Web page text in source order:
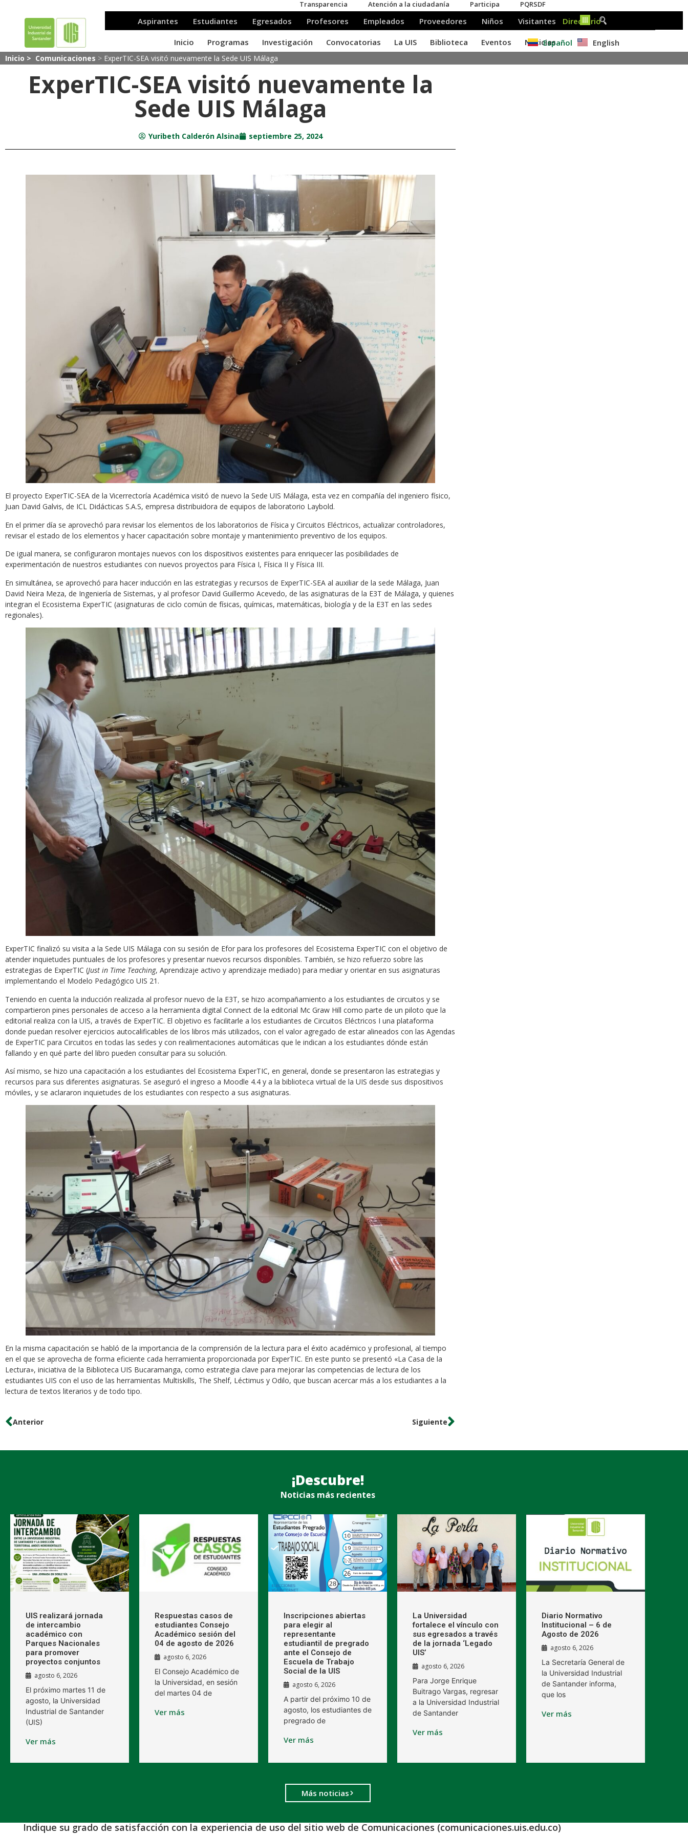
Español English
Inicio > Comunicaciones > ExperTIC-SEA visitó nuevamente la Sede UIS Málaga
ExperTIC-SEA visitó nuevamente la
Sede UIS Málaga
Yuribeth Calderón Alsina septiembre 25, 2024
El proyecto ExperTIC-SEA de la Vicerrectoría Académica visitó de nuevo la Sede UIS Málaga, esta vez en compañía del ingeniero físico,
Juan David Galvis, de ICL Didácticas S.A.S, empresa distribuidora de equipos de laboratorio Laybold.
En el primer día se aprovechó para revisar los elementos de los laboratorios de Física y Circuitos Eléctricos, actualizar controladores,
revisar el estado de los elementos y hacer capacitación sobre montaje y mantenimiento preventivo de los equipos.
De igual manera, se configuraron montajes nuevos con los dispositivos existentes para enriquecer las posibilidades de
experimentación de nuestros estudiantes con nuevos proyectos para Física I, Física II y Física III.
En simultánea, se aprovechó para hacer inducción en las estrategias y recursos de ExperTIC-SEA al auxiliar de la sede Málaga, Juan
David Neira Meza, de Ingeniería de Sistemas, y al profesor David Guillermo Acevedo, de las asignaturas de la E3T de Málaga, y quienes
integran el Ecosistema ExperTIC (asignaturas de ciclo común de físicas, químicas, matemáticas, biología y de la E3T en las sedes
regionales).
ExperTIC finalizó su visita a la Sede UIS Málaga con su sesión de Efor para los profesores del Ecosistema ExperTIC con el objetivo de
atender inquietudes puntuales de los profesores y presentar nuevos recursos disponibles. También, se hizo refuerzo sobre las
estrategias de ExperTIC (Just in Time Teaching, Aprendizaje activo y aprendizaje mediado) para mediar y orientar en sus asignaturas
implementando el Modelo Pedagógico UIS 21.
Teniendo en cuenta la inducción realizada al profesor nuevo de la E3T, se hizo acompañamiento a los estudiantes de circuitos y se
compartieron pines personales de acceso a la herramienta digital Connect de la editorial Mc Graw Hill como parte de un piloto que la
editorial realiza con la UIS, a través de ExperTIC. El objetivo es facilitarle a los estudiantes de Circuitos Eléctricos I una plataforma
donde puedan resolver ejercicios autocalificables de los libros más utilizados, con el valor agregado de estar alineados con las Agendas
de ExperTIC para Circuitos en todas las sedes y con realimentaciones automáticas que le indican a los estudiantes dónde están
fallando y en qué parte del libro pueden consultar para su solución.
Así mismo, se hizo una capacitación a los estudiantes del Ecosistema ExperTIC, en general, donde se presentaron las estrategias y
recursos para sus diferentes asignaturas. Se aseguró el ingreso a Moodle 4.4 y a la biblioteca virtual de la UIS desde sus dispositivos
móviles, y se aclararon inquietudes de los estudiantes con respecto a sus asignaturas.
En la misma capacitación se habló de la importancia de la comprensión de la lectura para el éxito académico y profesional, al tiempo
en el que se aprovecha de forma eficiente cada herramienta proporcionada por ExperTIC. En este punto se presentó «La Casa de la
Lectura», iniciativa de la Biblioteca UIS Bucaramanga, como estrategia clave para mejorar las competencias de lectura de los
estudiantes UIS con el uso de las herramientas Multiskills, The Shelf, Léctimus y Odilo, que buscan acercar más a los estudiantes a la
lectura de textos literarios y de todo tipo.
Anterior Siguiente
¡Descubre!
Noticias más recientes
UIS realizará jornada
de intercambio
académico con
Parques Nacionales
para promover
proyectos conjuntos
agosto 6, 2026
El próximo martes 11 de
agosto, la Universidad
Industrial de Santander
(UIS)
Ver más
Respuestas casos de
estudiantes Consejo
Académico sesión del
04 de agosto de 2026
agosto 6, 2026
El Consejo Académico de
la Universidad, en sesión
del martes 04 de
Ver más
Inscripciones abiertas
para elegir al
representante
estudiantil de pregrado
ante el Consejo de
Escuela de Trabajo
Social de la UIS
agosto 6, 2026
A partir del próximo 10 de
agosto, los estudiantes de
pregrado de
Ver más
La Universidad
fortalece el vínculo con
sus egresados a través
de la jornada ‘Legado
UIS’
agosto 6, 2026
Para Jorge Enrique
Buitrago Vargas, regresar
a la Universidad Industrial
de Santander
Ver más
Diario Normativo
Institucional – 6 de
Agosto de 2026
agosto 6, 2026
La Secretaría General de
la Universidad Industrial
de Santander informa,
que los
Ver más
Más noticias
Indique su grado de satisfacción con la experiencia de uso del sitio web de Comunicaciones (comunicaciones.uis.edu.co)